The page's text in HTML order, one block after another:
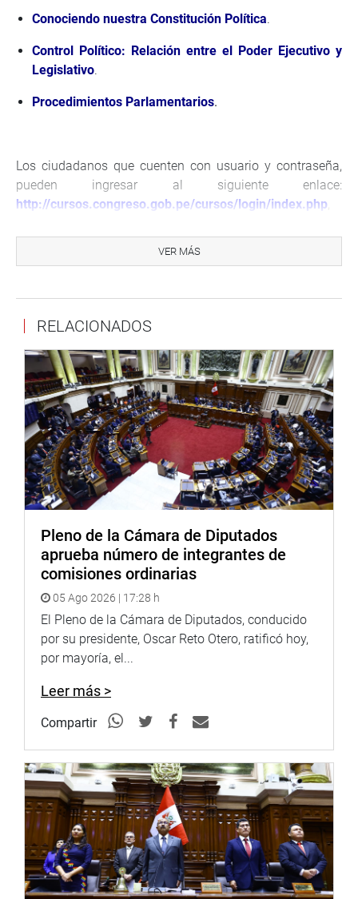
Conociendo nuestra Constitución Política.
Control Político: Relación entre el Poder Ejecutivo y
Legislativo.
Procedimientos Parlamentarios.
Los ciudadanos que cuenten con usuario y contraseña,
pueden ingresar al siguiente enlace:
http://cursos.congreso.gob.pe/cursos/login/index.php
deseen llevar.
crear cuenta), completando sus datos y recibirá la
confirmación de su inscripción vía correo electrónico. Una
vez inscrito(a) en el aula virtual, debe ingresar a‘Inicio’y
luego a‘Cursos de Mayo’, a fin de matricularse en los
cursos que desee seguir.
Para mayor información sobre el tema, debe contactarse
con elPrograma de Cursos Virtualesa través del
siguiente número telefónico:311-7777 anexo: 3154; o
mediante el correo electrónico:
Esperamos contar con su participación.
Atentamente
Oficina de Participación, Proyección y Enlace con el
Ciudadano del Congreso de la República
VER MÁS
RELACIONADOS
Pleno de la Cámara de Diputados
aprueba número de integrantes de
comisiones ordinarias
05 Ago 2026 | 17:28 h
El Pleno de la Cámara de Diputados, conducido
por su presidente, Oscar Reto Otero, ratificó hoy,
por mayoría, el...
Leer más >
Compartir